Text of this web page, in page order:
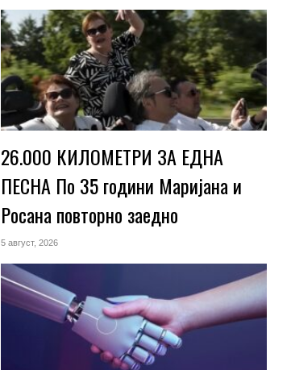
26.000 КИЛОМЕТРИ ЗА ЕДНА
ПЕСНА По 35 години Маријана и
Росана повторно заедно
5 август, 2026